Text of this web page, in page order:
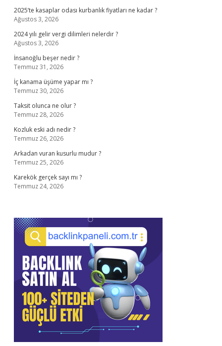
2025’te kasaplar odası kurbanlık fiyatları ne kadar ?
Ağustos 3, 2026
2024 yılı gelir vergi dilimleri nelerdir ?
Ağustos 3, 2026
İnsanoğlu beşer nedir ?
Temmuz 31, 2026
İç kanama üşüme yapar mı ?
Temmuz 30, 2026
Taksit olunca ne olur ?
Temmuz 28, 2026
Kozluk eski adı nedir ?
Temmuz 26, 2026
Arkadan vuran kusurlu mudur ?
Temmuz 25, 2026
Karekök gerçek sayı mı ?
Temmuz 24, 2026